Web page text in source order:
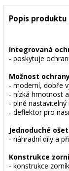
Popis produktu
Integrovaná
- poskytuje
Možnost
- moderní, dobře
- nízká hmotnost
- plně nastavitelný
- deflektor pro
Jednoduché
- náhradní díly a
Konstrukce
- konstrukce